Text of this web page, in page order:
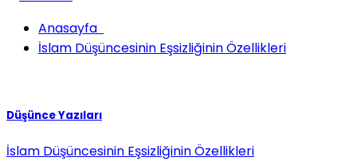
Anasayfa
İslam Düşüncesinin Eşsizliğinin Özellikleri
Düşünce Yazıları
İslam Düşüncesinin Eşsizliğinin Özellikleri